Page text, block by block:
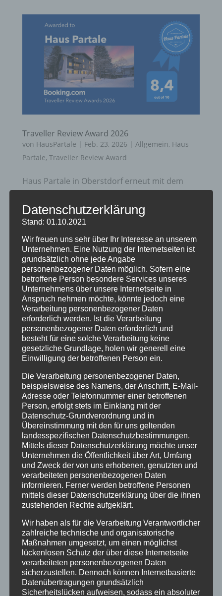
Traveller Review Award 2026
von HausPartale | Feb. 23, 2026 | Allgemein, Haus
Partale, Traveller Review Award
Haus Partale in Oberstdorf erneut mit dem
ausgezeichnet Wir freuen uns sehr, Euch
mitteilen zu dürfen: Das Haus Partale in
Oberstdorf wurde auch in diesem Jahr wieder
mit dem Booking.com Traveller Review Award
2026...
Märzlich willkommen im Haus Partale
Oberstdorf
vonHausPartale| Feb. 9, 2026 |Allgäu,
Ferienwohnungen,Haus Partale,Oberstdorf
Frühlingserwachen & Bergluft – Deine Auszeit
im Haus Partale in Oberstdorf Schon beim
ersten Atemzug spürst du es: die frische, klare
Luft der Allgäuer Alpen, die sanft durch deine
Seele belebt. Oberstdorf im Allgäu ist...
« Ältere Einträge
Datenschutzerklärung
Stand: 01.10.2021
Wir freuen uns sehr über Ihr Interesse an unserem
Unternehmen. Eine Nutzung der Internetseiten ist
grundsätzlich ohne jede Angabe
personenbezogener Daten möglich. Sofern eine
betroffene Person besondere Services unseres
Unternehmens über unsere Internetseite in
Anspruch nehmen möchte, könnte jedoch eine
Verarbeitung personenbezogener Daten
erforderlich werden. Ist die Verarbeitung
personenbezogener Daten erforderlich und
besteht für eine solche Verarbeitung keine
gesetzliche Grundlage, holen wir generell eine
Einwilligung der betroffenen Person ein.
Die Verarbeitung personenbezogener Daten,
beispielsweise des Namens, der Anschrift, E-Mail-
Adresse oder Telefonnummer einer betroffenen
Person, erfolgt stets im Einklang mit der
Datenschutz-Grundverordnung und in
Übereinstimmung mit den für uns geltenden
landesspezifischen Datenschutzbestimmungen.
Mittels dieser Datenschutzerklärung möchte unser
Unternehmen die Öffentlichkeit über Art, Umfang
und Zweck der von uns erhobenen, genutzten und
verarbeiteten personenbezogenen Daten
informieren. Ferner werden betroffene Personen
mittels dieser Datenschutzerklärung über die ihnen
zustehenden Rechte aufgeklärt.
Wir haben als für die Verarbeitung Verantwortlicher
zahlreiche technische und organisatorische
Maßnahmen umgesetzt, um einen möglichst
lückenlosen Schutz der über diese Internetseite
verarbeiteten personenbezogenen Daten
sicherzustellen. Dennoch können Internetbasierte
Datenübertragungen grundsätzlich
Sicherheitslücken aufweisen, sodass ein absoluter